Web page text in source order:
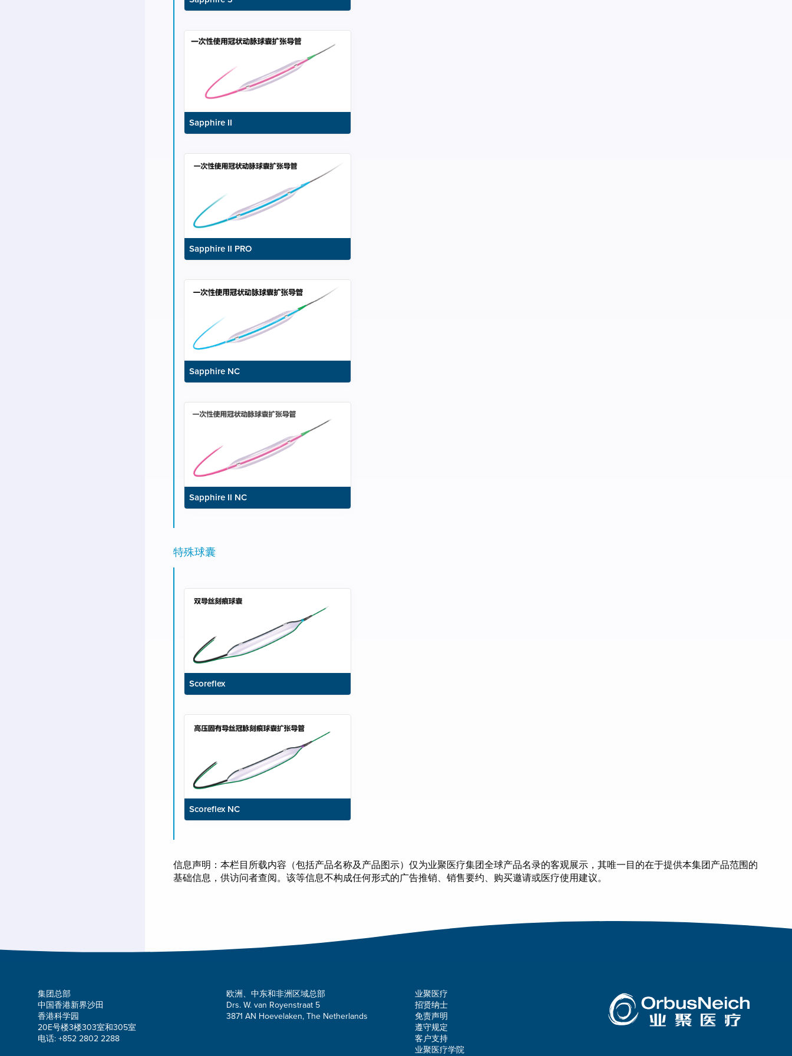
Sapphire II
Sapphire II PRO
Sapphire NC
Sapphire II NC
特殊球囊
Scoreflex
Scoreflex NC
信息声明：本栏目所载内容（包括产品名称及产品图示）仅为业聚医疗集团全球产品名录的客观展示，其唯一目的在于提供本集团产品范围的
基础信息，供访问者查阅。该等信息不构成任何形式的广告推销、销售要约、购买邀请或医疗使用建议。
集团总部
中国香港新界沙田
香港科学园
20E号楼3楼303室和305室
电话: +852 2802 2288
欧洲、中东和非洲区域总部
Drs. W. van Royenstraat 5
3871 AN Hoevelaken, The Netherlands
业聚医疗
招贤纳士
免责声明
遵守规定
客户支持
业聚医疗学院